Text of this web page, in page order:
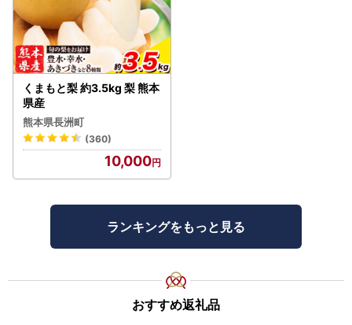
くまもと梨 約3.5kg 梨 熊本
県産
熊本県長洲町
(360)
10,000
ランキングをもっと見る
おすすめ返礼品